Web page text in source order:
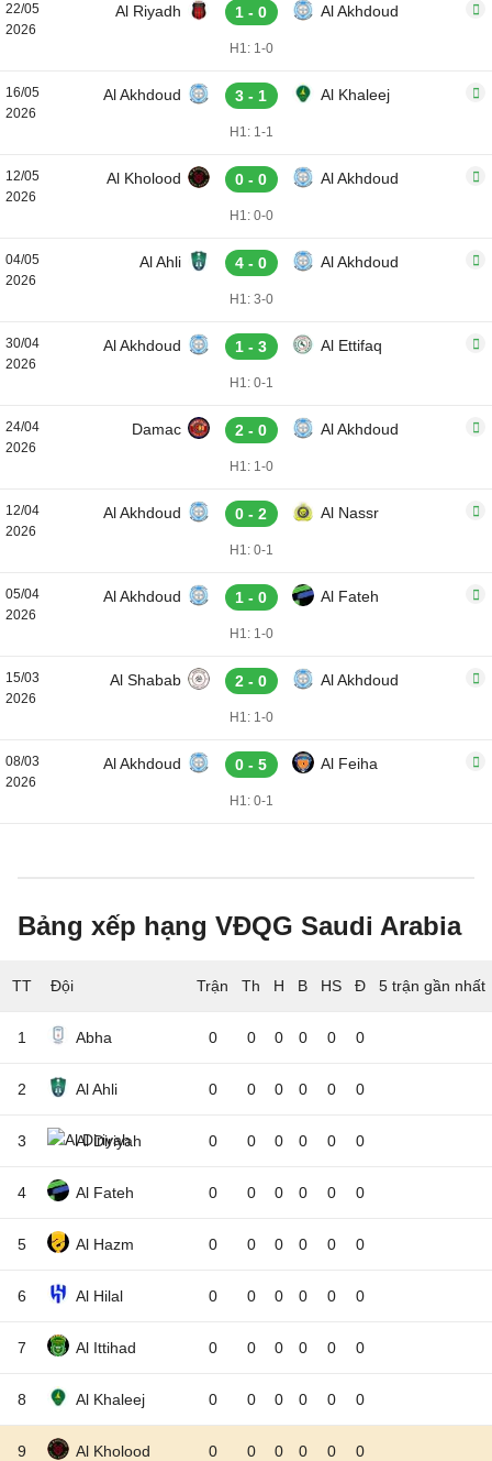
22/05
2026
Al Riyadh 1 - 0 Al Akhdoud
H1: 1-0
16/05
2026
Al Akhdoud 3 - 1 Al Khaleej
H1: 1-1
12/05
2026
Al Kholood 0 - 0 Al Akhdoud
H1: 0-0
04/05
2026
Al Ahli 4 - 0 Al Akhdoud
H1: 3-0
30/04
2026
Al Akhdoud 1 - 3 Al Ettifaq
H1: 0-1
24/04
2026
Damac 2 - 0 Al Akhdoud
H1: 1-0
12/04
2026
Al Akhdoud 0 - 2 Al Nassr
H1: 0-1
05/04
2026
Al Akhdoud 1 - 0 Al Fateh
H1: 1-0
15/03
2026
Al Shabab 2 - 0 Al Akhdoud
H1: 1-0
08/03
2026
Al Akhdoud 0 - 5 Al Feiha
H1: 0-1
Bảng xếp hạng VĐQG Saudi Arabia
TT Đội 5 trận gần nhất
1 Abha 0 0 0 0 0 0
2 Al Ahli 0 0 0 0 0 0
3 Al Diriyah 0 0 0 0 0 0
4 Al Fateh 0 0 0 0 0 0
5 Al Hazm 0 0 0 0 0 0
6 Al Hilal 0 0 0 0 0 0
7 Al Ittihad 0 0 0 0 0 0
8 Al Khaleej 0 0 0 0 0 0
9 Al Kholood 0 0 0 0 0 0